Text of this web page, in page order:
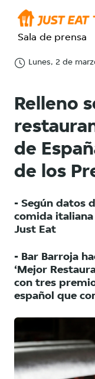
Sala de prensa
Lunes, 2 de
Relleno
de
de los
- Según datos
comida italiana
Just Eat
- Bar Barroja
‘Mejor
con tres
español que